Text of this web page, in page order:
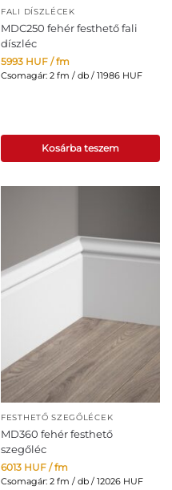
FALI DÍSZLÉCEK
MDC250 fehér festhető fali
díszléc
5993 HUF / fm
Csomagár: 2 fm / db / 11986 HUF
Kosárba teszem
FESTHETŐ SZEGŐLÉCEK
MD360 fehér festhető
szegőléc
6013 HUF / fm
Csomagár: 2 fm / db / 12026 HUF